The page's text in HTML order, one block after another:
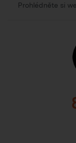
Prohlédněte si